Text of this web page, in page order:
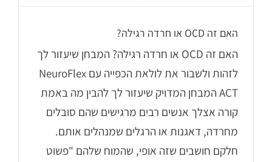
האם זה OCD או חרדה רגילה?
האם זה OCD או חרדה רגילה? המבחן שיעזור לך
לזהות ולשבור את לולאת הכפייה עם NeuroFlex
ACT המבחן המדויק שיעזור לך להבין מה באמת
קורה אצלך אנשים רבים מרגישים שהם סובלים
מחרדה, דאגנות או הרגלים שמנהלים אותם.
חלקם חושבים שזה אופי, שהמוח שלהם "פשוט